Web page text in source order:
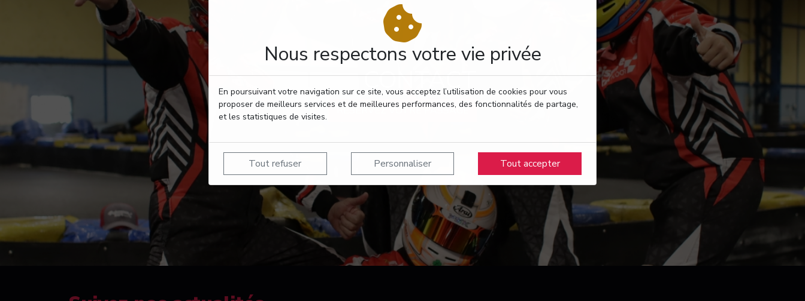
Nous respectons votre vie privée
En poursuivant votre navigation sur ce site, vous acceptez l’utilisation de cookies pour vous
proposer de meilleurs services et de meilleures performances, des fonctionnalités de partage,
et les statistiques de visites.
Tout refuser Personnaliser Tout accepter
CONTACT
RÉSERVEZ VOTRE PASSAGE